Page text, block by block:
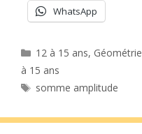
WhatsApp
Catégories
12 à 15 ans, Géométrie
à 15 ans
Étiquettes
somme amplitude